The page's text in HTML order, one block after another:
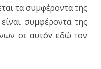
τα συμφέροντα της
συμφέροντα της
σε αυτόν εδώ τον